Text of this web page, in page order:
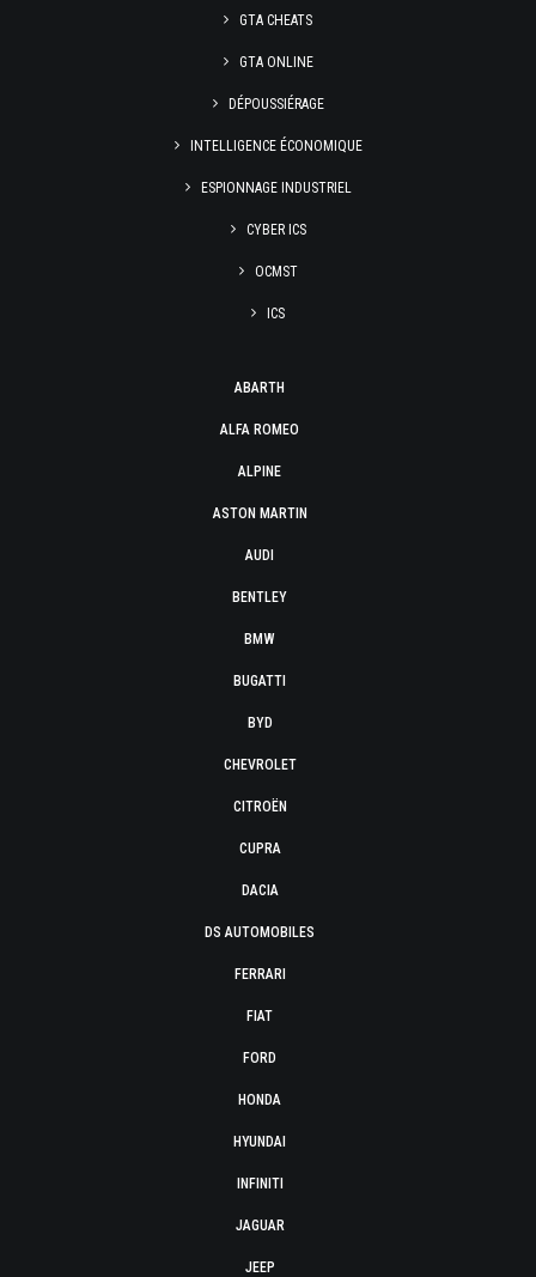
GTA CHEATS
GTA ONLINE
DÉPOUSSIÉRAGE
INTELLIGENCE ÉCONOMIQUE
ESPIONNAGE INDUSTRIEL
CYBER ICS
OCMST
ICS
ABARTH
ALFA ROMEO
ALPINE
ASTON MARTIN
AUDI
BENTLEY
BMW
BUGATTI
BYD
CHEVROLET
CITROËN
CUPRA
DACIA
DS AUTOMOBILES
FERRARI
FIAT
FORD
HONDA
HYUNDAI
INFINITI
JAGUAR
JEEP